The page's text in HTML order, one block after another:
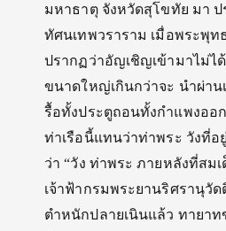
มหาธาตุ จังหวัดสุโขทัย มา
ทัศนเทพวราราม เมื่อพระพุท
ปรากฏว่าอัญเชิญเข้ามาไม่ไ
ขนาดใหญ่เกินกว่าจะ นำผ่าน
รื้อทั้งประตูถอนทั้งกำแพงออ
ท่าเรือนี้แทนว่าท่าพระ วังที่อ
ว่า “วัง ท่าพระ ภายหลังที่สมเ
เจ้าฟ้ากรมพระยานริศรานุวัด
ตำหนักปลายเนินแล้ว ทายาท